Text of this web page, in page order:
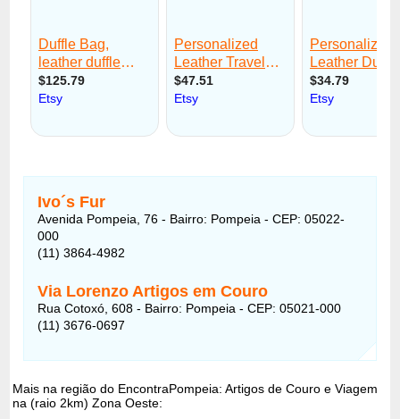
Ivo´s Fur
Avenida Pompeia, 76 - Bairro: Pompeia - CEP: 05022-
000
(11) 3864-4982
Via Lorenzo Artigos em Couro
Rua Cotoxó, 608 - Bairro: Pompeia - CEP: 05021-000
(11) 3676-0697
Mais na região do EncontraPompeia: Artigos de Couro e Viagem
na (raio 2km) Zona Oeste: